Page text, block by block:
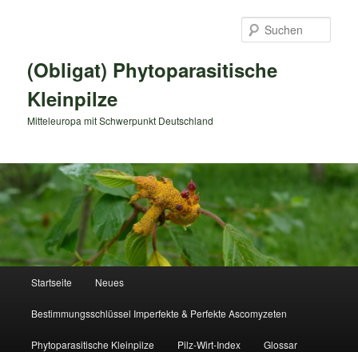
(Obligat) Phytoparasitische
Kleinpilze
Mitteleuropa mit Schwerpunkt Deutschland
Startseite Neues
Bestimmungsschlüssel Imperfekte & Perfekte Ascomyzeten
Phytoparasitische Kleinpilze Pilz-Wirt-Index Glossar